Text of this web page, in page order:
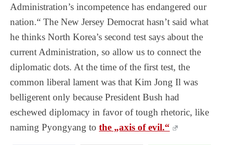
Administration’s incompetence has endangered our
nation.“ The New Jersey Democrat hasn’t said what
he thinks North Korea’s second test says about the
current Administration, so allow us to connect the
diplomatic dots. At the time of the first test, the
common liberal lament was that Kim Jong Il was
belligerent only because President Bush had
eschewed diplomacy in favor of tough rhetoric, like
naming Pyongyang to the „axis of evil.“